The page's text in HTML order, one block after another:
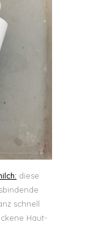
diese
schnell
Haut-